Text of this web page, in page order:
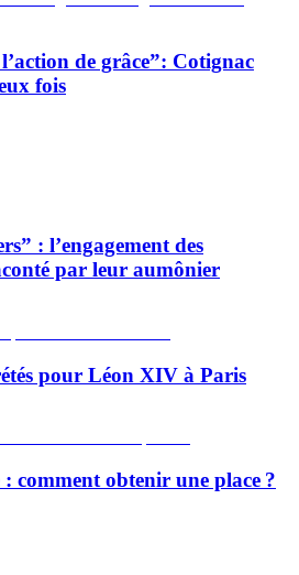
de grâce”: Cotignac
fois
: l’engagement des
par leur aumônier
pour Léon XIV à Paris
comment obtenir une place ?